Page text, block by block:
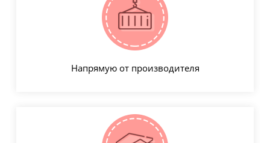
Напрямую от производителя